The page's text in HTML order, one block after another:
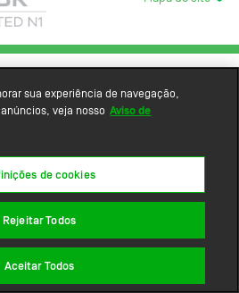
sua experiência de navegação,
veja nosso Aviso de
de cookies
Rejeitar Todos
Aceitar Todos